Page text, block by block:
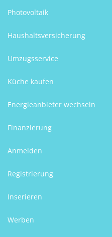
Photovoltaik
Haushaltsversicherung
Umzugsservice
Küche kaufen
Energieanbieter wechseln
Finanzierung
Anmelden
Registrierung
Inserieren
Werben